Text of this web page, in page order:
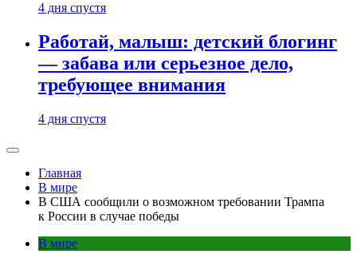
4 дня спустя
Работай, малыш: детский блогинг
— забава или серьезное дело,
требующее внимания
4 дня спустя
Главная
В мире
В США сообщили о возможном требовании Трампа
к России в случае победы
В мире